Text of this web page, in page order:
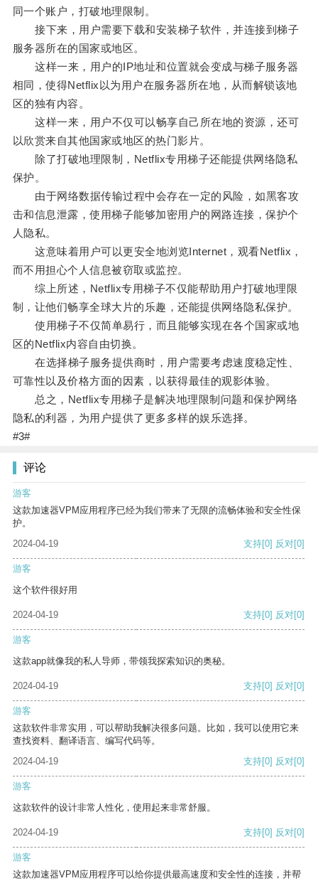
同一个账户，打破地理限制。
接下来，用户需要下载和安装梯子软件，并连接到梯子
服务器所在的国家或地区。
这样一来，用户的IP地址和位置就会变成与梯子服务器
相同，使得Netflix以为用户在服务器所在地，从而解锁该地
区的独有内容。
这样一来，用户不仅可以畅享自己所在地的资源，还可
以欣赏来自其他国家或地区的热门影片。
除了打破地理限制，Netflix专用梯子还能提供网络隐私
保护。
由于网络数据传输过程中会存在一定的风险，如黑客攻
击和信息泄露，使用梯子能够加密用户的网路连接，保护个
人隐私。
这意味着用户可以更安全地浏览Internet，观看Netflix，
而不用担心个人信息被窃取或监控。
综上所述，Netflix专用梯子不仅能帮助用户打破地理限
制，让他们畅享全球大片的乐趣，还能提供网络隐私保护。
使用梯子不仅简单易行，而且能够实现在各个国家或地
区的Netflix内容自由切换。
在选择梯子服务提供商时，用户需要考虑速度稳定性、
可靠性以及价格方面的因素，以获得最佳的观影体验。
总之，Netflix专用梯子是解决地理限制问题和保护网络
隐私的利器，为用户提供了更多多样的娱乐选择。
#3#
评论
游客
这款加速器VPM应用程序已经为我们带来了无限的流畅体验和安全性保
护。
2024-04-19
支持[0] 反对[0]
游客
这个软件很好用
2024-04-19 支持[0] 反对[0]
游客
这款app就像我的私人导师，带领我探索知识的奥秘。
2024-04-19 支持[0] 反对[0]
游客
这款软件非常实用，可以帮助我解决很多问题。比如，我可以使用它来
查找资料、翻译语言、编写代码等。
2024-04-19
支持[0] 反对[0]
游客
这款软件的设计非常人性化，使用起来非常舒服。
2024-04-19 支持[0] 反对[0]
游客
这款加速器VPM应用程序可以给你提供最高速度和安全性的连接，并帮